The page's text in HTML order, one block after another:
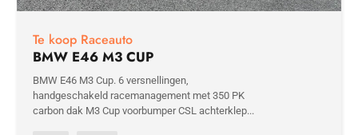
Te koop Raceauto
BMW E46 M3 CUP
BMW E46 M3 Cup. 6 versnellingen,
handgeschakeld racemanagement met 350 PK
carbon dak M3 Cup voorbumper CSL achterklep...